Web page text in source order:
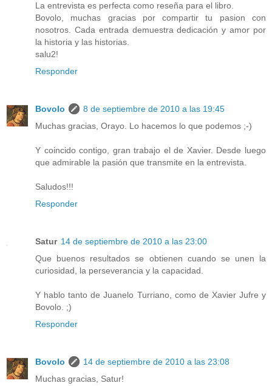
La entrevista es perfecta como reseña para el libro.
Bovolo, muchas gracias por compartir tu pasion con
nosotros. Cada entrada demuestra dedicación y amor por
la historia y las historias.
salu2!
Responder
Bovolo
8 de septiembre de 2010 a las 19:45
Muchas gracias, Orayo. Lo hacemos lo que podemos ;-)
Y coincido contigo, gran trabajo el de Xavier. Desde luego
que admirable la pasión que transmite en la entrevista.
Saludos!!!
Responder
Satur 14 de septiembre de 2010 a las 23:00
Que buenos resultados se obtienen cuando se unen la
curiosidad, la perseverancia y la capacidad.
Y hablo tanto de Juanelo Turriano, como de Xavier Jufre y
Bovolo. ;)
Responder
Bovolo
14 de septiembre de 2010 a las 23:08
Muchas gracias, Satur!